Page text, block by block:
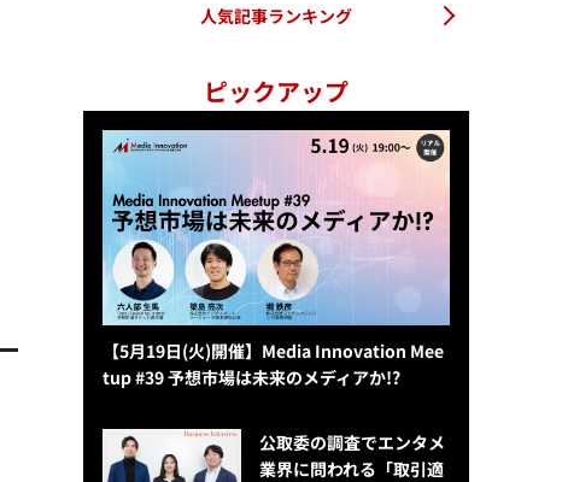
人気記事ランキング
ピックアップ
【5月19日(火)開催】Media Innovation Mee
tup #39 予想市場は未来のメディアか!?
公​​取委の調査でエンタメ
業界に問われる「取引適